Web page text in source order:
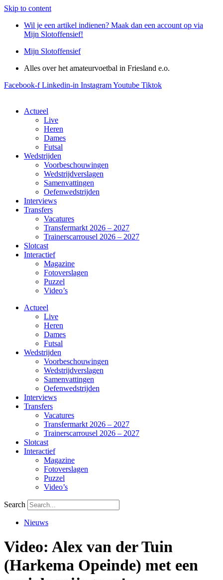
Skip to content
Wil je een artikel indienen? Maak dan een account op via
Mijn Slotoffensief!
Mijn Slotoffensief
Alles over het amateurvoetbal in Friesland e.o.
Facebook-f Linkedin-in InstagramYoutube Tiktok
Actueel
Live
Heren
Dames
Futsal
Wedstrijden
Voorbeschouwingen
Wedstrijdverslagen
Samenvattingen
Oefenwedstrijden
Interviews
Transfers
Vacatures
Transfermarkt 2026 – 2027
Trainerscarrousel 2026 – 2027
Slotcast
Interactief
Magazine
Fotoverslagen
Puzzel
Video’s
Actueel
Live
Heren
Dames
Futsal
Wedstrijden
Voorbeschouwingen
Wedstrijdverslagen
Samenvattingen
Oefenwedstrijden
Interviews
Transfers
Vacatures
Transfermarkt 2026 – 2027
Trainerscarrousel 2026 – 2027
Slotcast
Interactief
Magazine
Fotoverslagen
Puzzel
Video’s
Search
Nieuws
Video: Alex van der Tuin
(Harkema Opeinde) met een